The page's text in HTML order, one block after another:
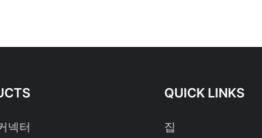
넥터
QUICK LINKS
집